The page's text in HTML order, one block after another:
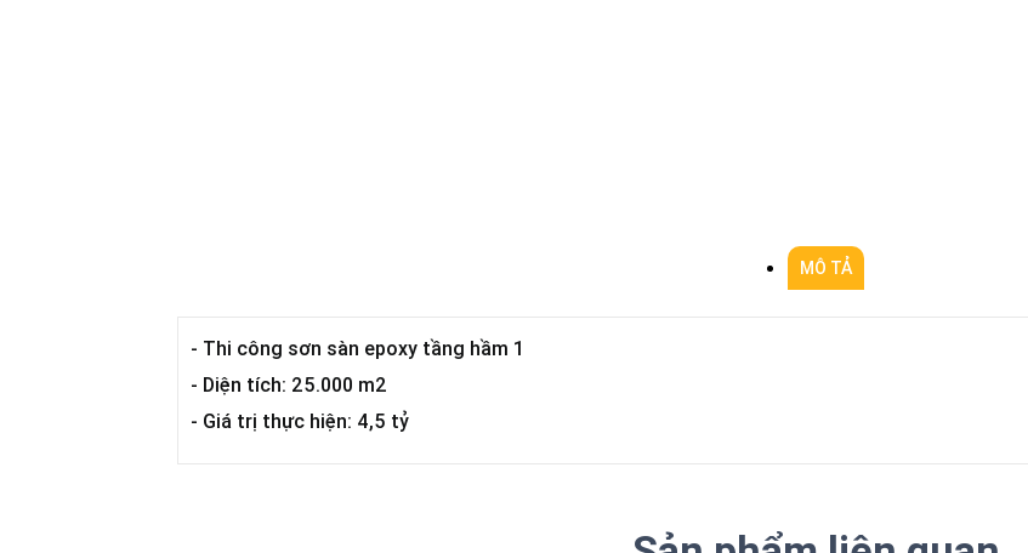
MÔ TẢ
- Thi công sơn sàn epoxy tầng hầm 1
- Diện tích: 25.000 m2
- Giá trị thực hiện: 4,5 tỷ